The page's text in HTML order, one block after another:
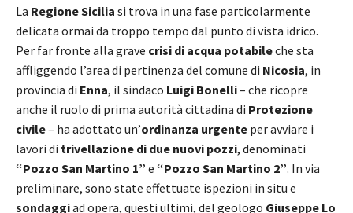
La Regione Sicilia si trova in una fase particolarmente
delicata ormai da troppo tempo dal punto di vista idrico.
Per far fronte alla grave crisi di acqua potabileche sta
affliggendo l’area di pertinenza del comune di Nicosia, in
provincia di Enna, il sindaco Luigi Bonelli– che ricopre
anche il ruolo di prima autorità cittadina di Protezione
civile– ha adottato un’ordinanza urgente per avviare i
lavori di trivellazione di due nuovi pozzi, denominati
“Pozzo San Martino 1” e “Pozzo San Martino 2”. In via
preliminare, sono state effettuate ispezioni in situ e
sondaggiad opera, questi ultimi, del geologo Giuseppe Lo